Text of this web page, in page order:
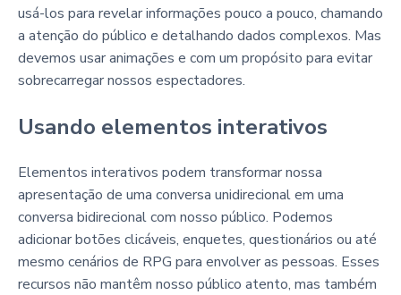
usá-los para revelar informações pouco a pouco, chamando
a atenção do público e detalhando dados complexos. Mas
devemos usar animações e com um propósito para evitar
sobrecarregar nossos espectadores.
Usando elementos interativos
Elementos interativos podem transformar nossa
apresentação de uma conversa unidirecional em uma
conversa bidirecional com nosso público. Podemos
adicionar botões clicáveis, enquetes, questionários ou até
mesmo cenários de RPG para envolver as pessoas. Esses
recursos não mantêm nosso público atento, mas também